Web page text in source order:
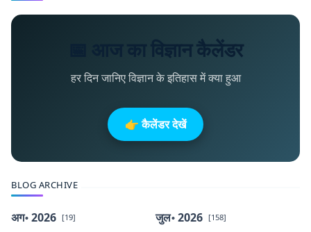
📅 आज का विज्ञान कैलेंडर
हर दिन जानिए विज्ञान के इतिहास में क्या हुआ
👉 कैलेंडर देखें
BLOG ARCHIVE
अग॰ 2026 [19] जुल॰ 2026 [158]